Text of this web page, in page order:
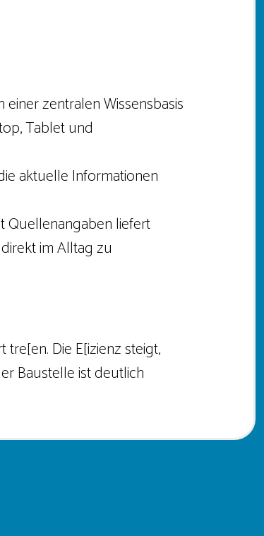
zentralen Wissensbasis
Tablet und
aktuelle Informationen
Quellenangaben liefert
im Alltag zu
Die E[izienz steigt,
Baustelle ist deutlich